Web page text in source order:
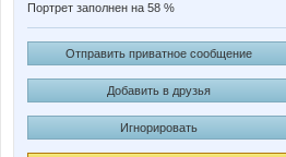
Портрет заполнен на 58 %
Отправить приватное сообщение
Добавить в друзья
Игнорировать